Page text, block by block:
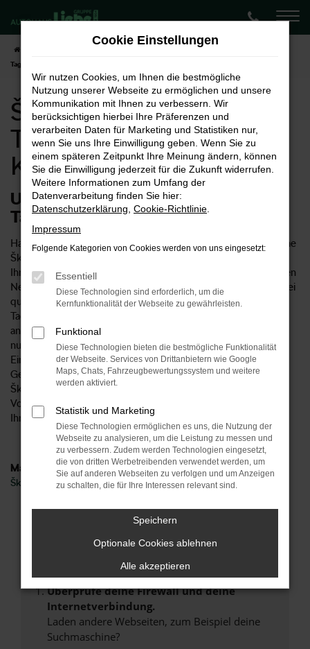
Zum
Hauptinhalt
springen
Tageszulassung für Koblenz
Škoda Kodiaq
Tageszulassung für
Koblenz
Unsere Tipps für eine Škoda Kodiaq
Tageszulassung in Koblenz
Haben Sie für Ihre Mobilität in Koblenz schon einmal über eine
Škoda Kodiaq Tageszulassung nachgedacht? Wir können
Ihnen diese Möglichkeit empfehlen, denn so erhalten Sie einen
Neuwagen zum Preis eines Gebrauchten und müssen keinerlei
qualitative Abstriche hinnehmen. Ob eine Škoda Kodiaq
Tageszulassung für einen Tag in Koblenz oder an einem
anderen Ort zugelassen wurde, spielt keine Rolle. Wichtig ist
nur, dass es sich aufgrund des bereits vorgenommenen
Eintrags in den Fahrzeugpapieren formal um einen
Gebrauchtwagen handelt. Damit geht einher, dass für eine
Škoda Kodiaq Tageszulassung in Koblenz nicht die strengen
Vorgaben seitens des Automobilherstellers gelten und wir
Ihnen einen besonders attraktiven Preis unterbreiten.
Marken
Škoda
Fehler: Network Error
Beim Laden ist ein Fehler aufgetreten.
Hier sind ein paar Tipps, die dir helfen können:
Überprüfe deine Firewall und deine
Internetverbindung.
Laden andere Webseiten, zum Beispiel deine
Suchmaschine?
Cookie Einstellungen
Wir nutzen Cookies, um Ihnen die bestmögliche
Nutzung unserer Webseite zu ermöglichen und unsere
Kommunikation mit Ihnen zu verbessern. Wir
berücksichtigen hierbei Ihre Präferenzen und
verarbeiten Daten für Marketing und Statistiken nur,
wenn Sie uns Ihre Einwilligung geben. Wenn Sie zu
einem späteren Zeitpunkt Ihre Meinung ändern, können
Sie die Einwilligung jederzeit für die Zukunft widerrufen.
Weitere Informationen zum Umfang der
Datenverarbeitung finden Sie hier:
Datenschutzerklärung Cookie-Richtlinie
Impressum
Folgende Kategorien von Cookies werden von uns eingesetzt:
Essentiell
Diese Technologien sind erforderlich, um die
Kernfunktionalität der Webseite zu gewährleisten.
Funktional
Diese Technologien bieten die bestmögliche Funktionalität
der Webseite. Services von Drittanbietern wie Google
Maps, Chats, Fahrzeugbewertungssystem und weitere
werden aktiviert.
Statistik und Marketing
Diese Technologien ermöglichen es uns, die Nutzung der
Webseite zu analysieren, um die Leistung zu messen und
zu verbessern. Zudem werden Technologien eingesetzt,
die von dritten Werbetreibenden verwendet werden, um
Sie auf anderen Webseiten zu verfolgen und um Anzeigen
zu schalten, die für Ihre Interessen relevant sind.
Speichern
Optionale Cookies ablehnen
Alle akzeptieren